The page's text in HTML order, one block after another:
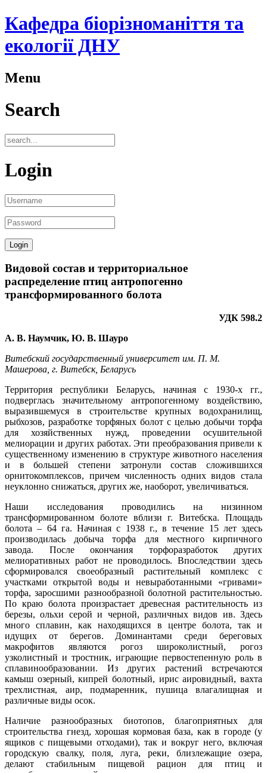
Кафедра біорізноманіття та
екології ДНУ
Menu
Search
Login
Видовой состав и территориальное
распределение птиц антропогенно
трансформированного болота
УДК 598.2
А. В. Наумчик, Ю. В. Шауро
Витебский государственный университет им. П. М.
Машерова, г. Витебск, Беларусь
Территория республики Беларусь, начиная с 1930-х гг.,
подверглась значительному антропогенному воздействию,
выразившемуся в строительстве крупных водохранилищ,
рыбхозов, разработке торфяных болот с целью добычи торфа
для хозяйственных нужд, проведении осушительной
мелиорации и других работах. Эти преобразования привели к
существенному изменению в структуре животного населения
и в большей степени затронули состав сложившихся
орнитокомплексов, причем численность одних видов стала
неуклонно снижаться, других же, наоборот, увеличиваться.
Наши исследования проводились на низинном
трансформированном болоте вблизи г. Витебска. Площадь
болота – 64 га. Начиная с 1938 г., в течение 15 лет здесь
производилась добыча торфа для местного кирпичного
завода. После окончания торфоразработок других
мелиоративных работ не проводилось. Впоследствии здесь
сформировался своеобразный растительный комплекс с
участками открытой воды и невыработанными «гривами»
торфа, заросшими разнообразной болотной растительностью.
По краю болота произрастает древесная растительность из
березы, ольхи серой и черной, различных видов ив. Здесь
много сплавин, как находящихся в центре болота, так и
идущих от берегов. Доминантами среди береговых
макрофитов являются рогоз широколистный, рогоз
узколистный и тростник, играющие первостепенную роль в
сплавинообразовании. Из других растений встречаются
камыш озерный, кипрей болотный, ирис аировидный, вахта
трехлистная, аир, подмаренник, пушица влагалищная и
различные виды осок.
Наличие разнообразных биотопов, благоприятных для
строительства гнезд, хорошая кормовая база, как в городе (у
ящиков с пищевыми отходами), так и вокруг него, включая
городскую свалку, поля, луга, реки, близлежащие озера,
делают стабильным пищевой рацион для птиц и